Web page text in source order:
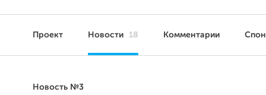
Проект Новости 18 Комментарии
Новость №3